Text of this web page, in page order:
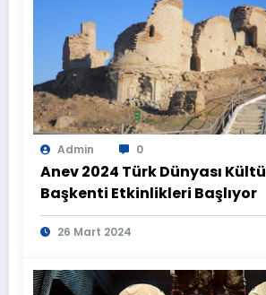
Admin 0
Anev 2024 Türk Dünyası
Başkenti Etkinlikleri Başlıyor
26 Mart 2024